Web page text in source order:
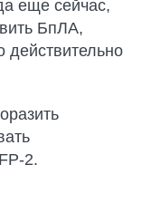
еще сейчас,
БпЛА,
действительно
2.